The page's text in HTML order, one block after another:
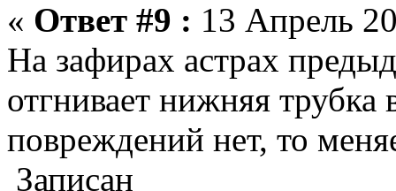
« Ответ #9 : 13 Апрель
На зафирах астрах
отгнивает нижняя трубка
повреждений нет, то
Записан